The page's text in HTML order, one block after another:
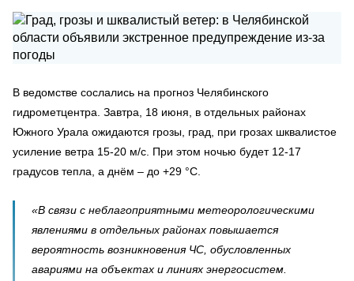
В ведомстве сослались на прогноз Челябинского
гидрометцентра. Завтра, 18 июня, в отдельных районах
Южного Урала ожидаются грозы, град, при грозах шквалистое
усиление ветра 15-20 м/с. При этом ночью будет 12-17
градусов тепла, а днём – до +29 °C.
«В связи с неблагоприятными метеорологическими
явлениями в отдельных районах повышается
вероятность возникновения ЧС, обусловленных
авариями на объектах и линиях энергосистем.